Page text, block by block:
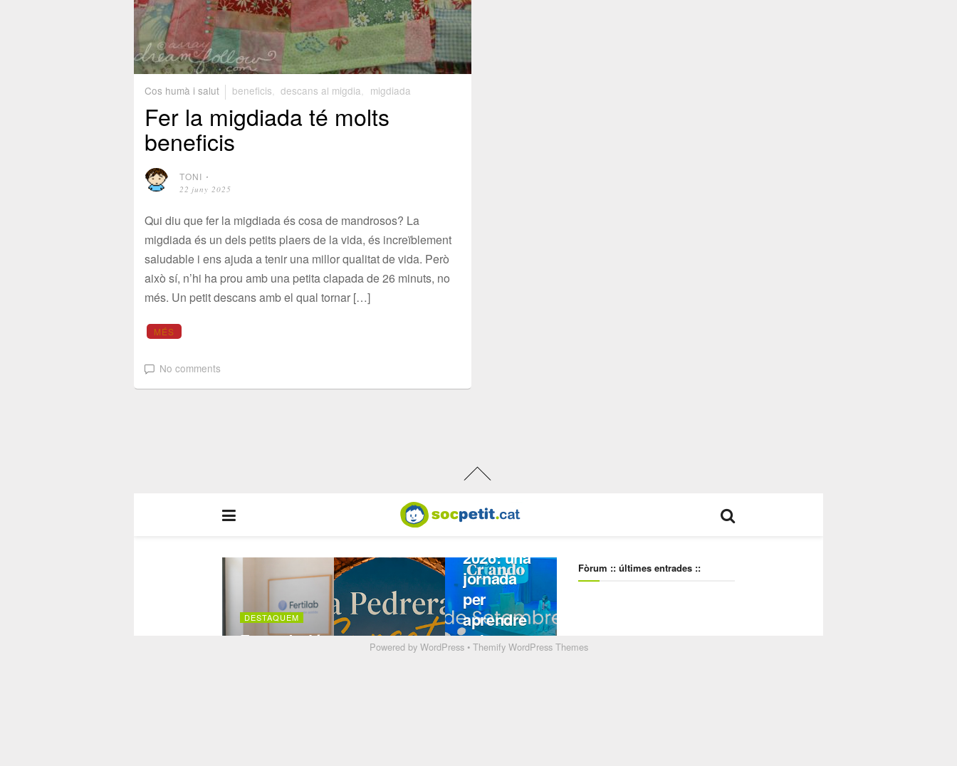
Cos humà i salut beneficis, descans al migdia, migdiada
Fer la migdiada té molts
beneficis
TONI ⋅
22 juny 2025
Qui diu que fer la migdiada és cosa de mandrosos? La
migdiada és un dels petits plaers de la vida, és increïblement
saludable i ens ajuda a tenir una millor qualitat de vida. Però
això sí, n’hi ha prou amb una petita clapada de 26 minuts, no
més. Un petit descans amb el qual tornar […]
MÉS
No comments
Powered by WordPress• Themify WordPress Themes